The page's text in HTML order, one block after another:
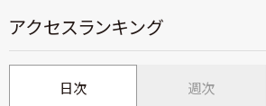
アクセスランキング
日次 週次